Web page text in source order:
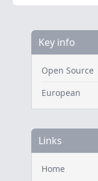
Key info
Open Source
European
Links
Home